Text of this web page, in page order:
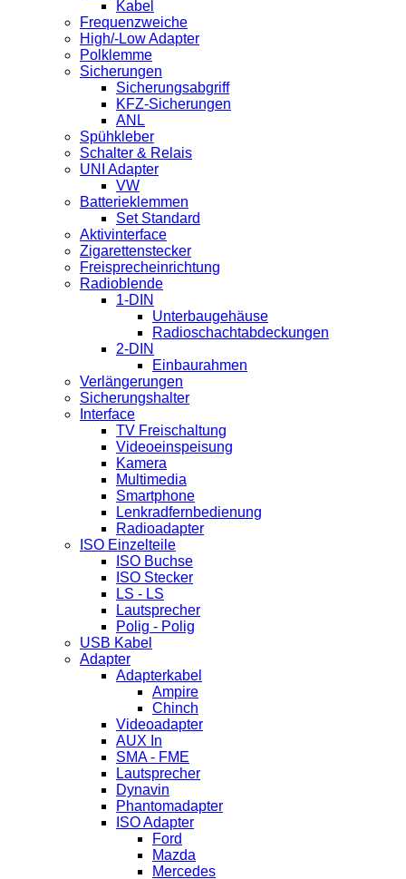
Kabel
Frequenzweiche
High/-Low Adapter
Polklemme
Sicherungen
Sicherungsabgriff
KFZ-Sicherungen
ANL
Spühkleber
Schalter & Relais
UNI Adapter
VW
Batterieklemmen
Set Standard
Aktivinterface
Zigarettenstecker
Freisprecheinrichtung
Radioblende
1-DIN
Unterbaugehäuse
Radioschachtabdeckungen
2-DIN
Einbaurahmen
Verlängerungen
Sicherungshalter
Interface
TV Freischaltung
Videoeinspeisung
Kamera
Multimedia
Smartphone
Lenkradfernbedienung
Radioadapter
ISO Einzelteile
ISO Buchse
ISO Stecker
LS - LS
Lautsprecher
Polig - Polig
USB Kabel
Adapter
Adapterkabel
Ampire
Chinch
Videoadapter
AUX In
SMA - FME
Lautsprecher
Dynavin
Phantomadapter
ISO Adapter
Ford
Mazda
Mercedes